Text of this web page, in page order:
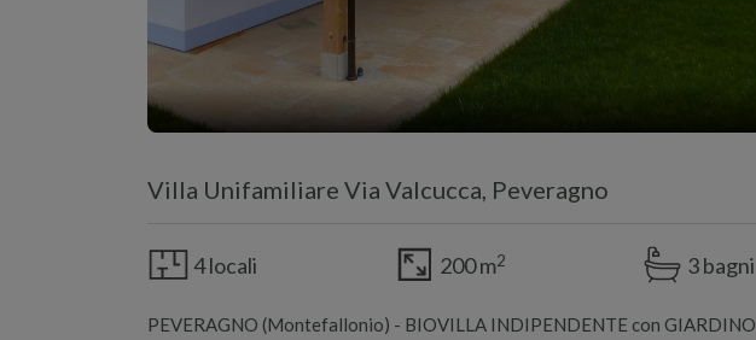
Villa Unifamiliare Via Valcucca, Peveragno
4 locali 200 m2 3 bagni
PEVERAGNO (Montefallonio) - BIOVILLA INDIPENDENTE con GIARDINO